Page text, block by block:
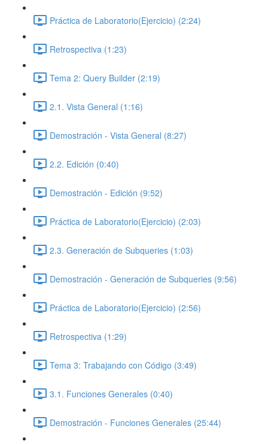
Práctica de Laboratorio(Ejercicio) (2:24)
Retrospectiva (1:23)
Tema 2: Query Builder (2:19)
2.1. Vista General (1:16)
Demostración - Vista General (8:27)
2.2. Edición (0:40)
Demostración - Edición (9:52)
Práctica de Laboratorio(Ejercicio) (2:03)
2.3. Generación de Subqueries (1:03)
Demostración - Generación de Subqueries (9:56)
Práctica de Laboratorio(Ejercicio) (2:56)
Retrospectiva (1:29)
Tema 3: Trabajando con Código (3:49)
3.1. Funciones Generales (0:40)
Demostración - Funciones Generales (25:44)